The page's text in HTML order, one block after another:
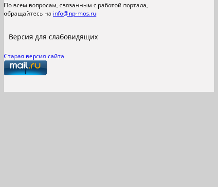
По всем вопросам, связанным с работой портала,
обращайтесь на info@np-mos.ru
Версия для слабовидящих
Старая версия сайта